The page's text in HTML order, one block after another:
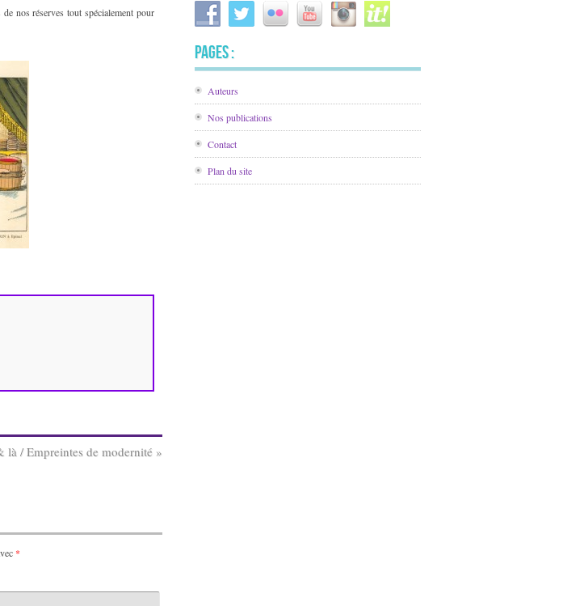
nos réserves tout spécialement pour
là / Empreintes de modernité »
*
Pages :
Auteurs
Nos publications
Contact
Plan du site